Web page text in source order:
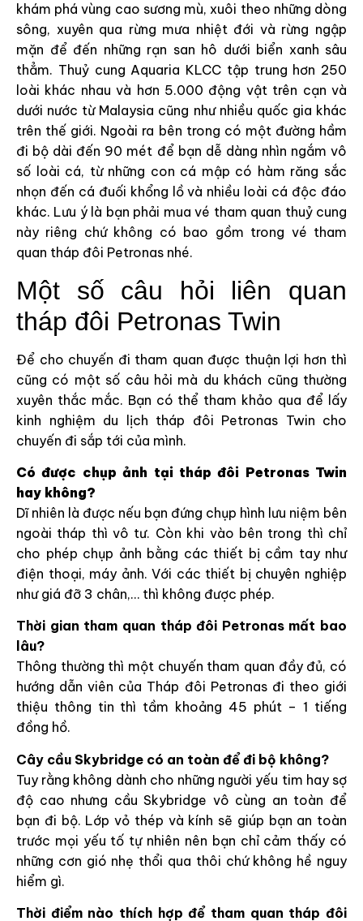
khám phá vùng cao sương mù, xuôi theo những dòng
sông, xuyên qua rừng mưa nhiệt đới và rừng ngập
mặn để đến những rạn san hô dưới biển xanh sâu
thẳm. Thuỷ cung Aquaria KLCC tập trung hơn 250
loài khác nhau và hơn 5.000 động vật trên cạn và
dưới nước từ Malaysia cũng như nhiều quốc gia khác
trên thế giới. Ngoài ra bên trong có một đường hầm
đi bộ dài đến 90 mét để bạn dễ dàng nhìn ngắm vô
số loài cá, từ những con cá mập có hàm răng sắc
nhọn đến cá đuối khổng lồ và nhiều loài cá độc đáo
khác. Lưu ý là bạn phải mua vé tham quan thuỷ cung
này riêng chứ không có bao gồm trong vé tham
quan tháp đôi Petronas nhé.
Một số câu hỏi liên quan
tháp đôi Petronas Twin
Để cho chuyến đi tham quan được thuận lợi hơn thì
cũng có một số câu hỏi mà du khách cũng thường
xuyên thắc mắc. Bạn có thể tham khảo qua để lấy
kinh nghiệm du lịch tháp đôi Petronas Twin cho
chuyến đi sắp tới của mình.
Có được chụp ảnh tại tháp đôi Petronas Twin
hay không?
Dĩ nhiên là được nếu bạn đứng chụp hình lưu niệm bên
ngoài tháp thì vô tư. Còn khi vào bên trong thì chỉ
cho phép chụp ảnh bằng các thiết bị cầm tay như
điện thoại, máy ảnh. Với các thiết bị chuyên nghiệp
như giá đỡ 3 chân,… thì không được phép.
Thời gian tham quan tháp đôi Petronas mất bao
lâu?
Thông thường thì một chuyến tham quan đầy đủ, có
hướng dẫn viên của Tháp đôi Petronas đi theo giới
thiệu thông tin thì tầm khoảng 45 phút – 1 tiếng
đồng hồ.
Cây cầu Skybridge có an toàn để đi bộ không?
Tuy rằng không dành cho những người yếu tim hay sợ
độ cao nhưng cầu Skybridge vô cùng an toàn để
bạn đi bộ. Lớp vỏ thép và kính sẽ giúp bạn an toàn
trước mọi yếu tố tự nhiên nên bạn chỉ cảm thấy có
những cơn gió nhẹ thổi qua thôi chứ không hề nguy
hiểm gì.
Thời điểm nào thích hợp để tham quan tháp đôi